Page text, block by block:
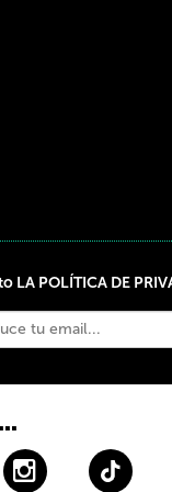
LA POLÍTICA DE